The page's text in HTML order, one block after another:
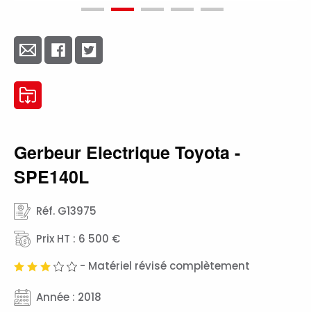
Gerbeur Electrique Toyota -
SPE140L
Réf. G13975
Prix HT : 6 500 €
- Matériel révisé complètement
Année : 2018